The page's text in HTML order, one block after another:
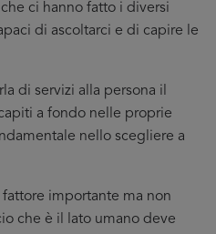
ci hanno fatto i diversi
di ascoltarci e di capire le
di servizi alla persona il
a fondo nelle proprie
nello scegliere a
importante ma non
che è il lato umano deve